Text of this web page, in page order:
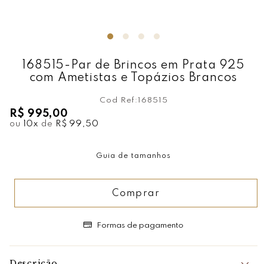
168515-Par de Brincos em Prata 925
com Ametistas e Topázios Brancos
Cod Ref: 168515
R$ 995,00
ou 10x de R$ 99,50
Guia de tamanhos
Comprar
Formas de pagamento